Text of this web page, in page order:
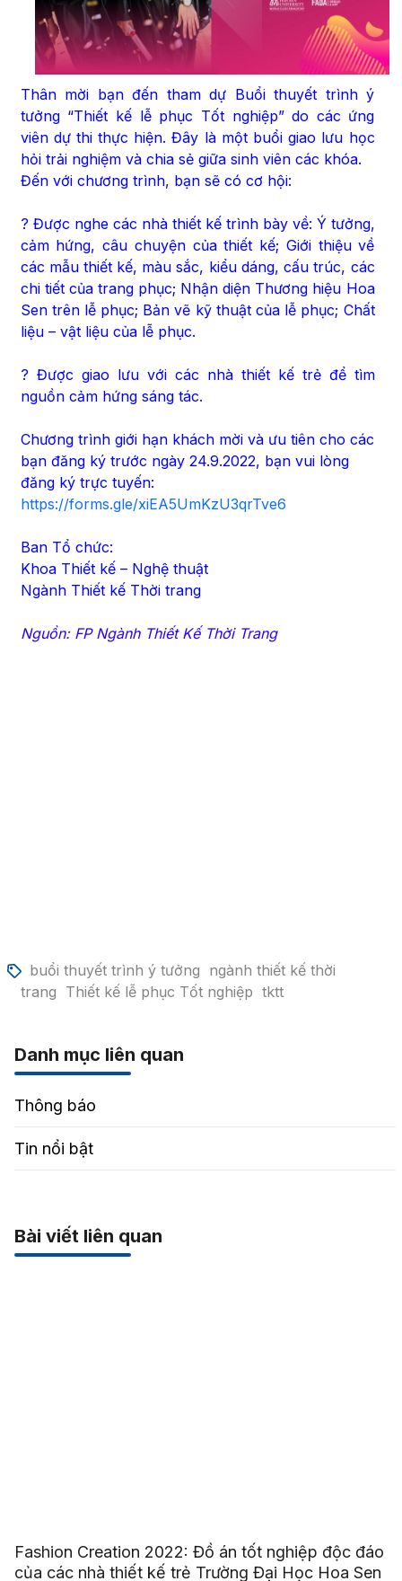
Thân mời bạn đến tham dự Buổi thuyết trình ý
tưởng “Thiết kế lễ phục Tốt nghiệp” do các ứng
viên dự thi thực hiện. Đây là một buổi giao lưu học
hỏi trải nghiệm và chia sẻ giữa sinh viên các khóa.
Đến với chương trình, bạn sẽ có cơ hội:
? Được nghe các nhà thiết kế trình bày về: Ý tưởng,
cảm hứng, câu chuyện của thiết kế; Giới thiệu về
các mẫu thiết kế, màu sắc, kiểu dáng, cấu trúc, các
chi tiết của trang phục; Nhận diện Thương hiệu Hoa
Sen trên lễ phục; Bản vẽ kỹ thuật của lễ phục; Chất
liệu – vật liệu của lễ phục.
? Được giao lưu với các nhà thiết kế trẻ để tìm
nguồn cảm hứng sáng tác.
Chương trình giới hạn khách mời và ưu tiên cho các
bạn đăng ký trước ngày 24.9.2022, bạn vui lòng
đăng ký trực tuyến:
https://forms.gle/xiEA5UmKzU3qrTve6
Ban Tổ chức:
Khoa Thiết kế – Nghệ thuật
Ngành Thiết kế Thời trang
Nguồn: FP Ngành Thiết Kế Thời Trang
buổi thuyết trình ý tưởng ngành thiết kế thời
trang Thiết kế lễ phục Tốt nghiệp tktt
Danh mục liên quan
Thông báo
Tin nổi bật
Bài viết liên quan
Fashion Creation 2022: Đồ án tốt nghiệp độc đáo
của các nhà thiết kế trẻ Trường Đại Học Hoa Sen